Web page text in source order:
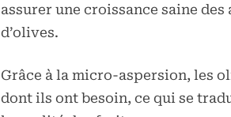
assurer une croissance saine
d’olives.
Grâce à la micro-aspersion, les
dont ils ont besoin, ce qui se